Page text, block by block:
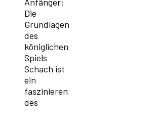
Die
Grundlagen
des
königlichen
Spiels
Schach ist
ein
faszinieren
des